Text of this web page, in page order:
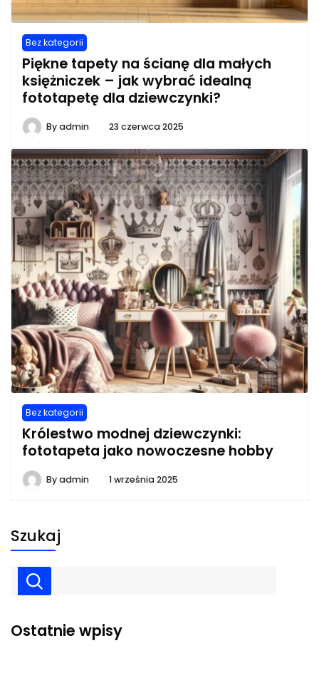
Bez kategorii
Piękne tapety na ścianę dla małych
księżniczek – jak wybrać idealną
fototapetę dla dziewczynki?
Byadmin 23 czerwca 2025
Bez kategorii
Królestwo modnej dziewczynki:
fototapeta jako nowoczesne hobby
Byadmin 1 września 2025
Szukaj
Ostatnie wpisy